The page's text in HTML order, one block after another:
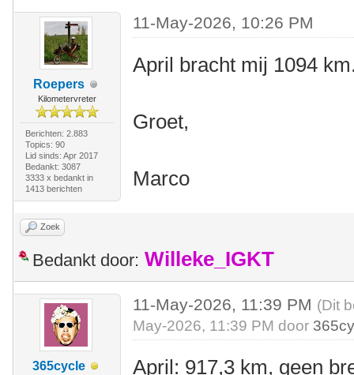
Roepers
Kilometervreter
Berichten: 2.883
Topics: 90
Lid sinds: Apr 2017
Bedankt: 3087
3333 x bedankt in
1413 berichten
11-May-2026, 10:26 PM
April bracht mij 1094
Groet,
Marco
Zoek
Bedankt door: Willeke_IGKT
365cycle
11-May-2026, 11:39 PM (Dit
May-2026, 11:39 PM door
April: 917,3 km, geen